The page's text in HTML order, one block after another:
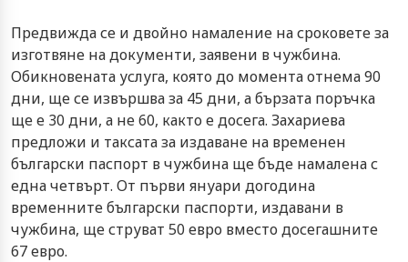
Предвижда се и двойно намаление на сроковете за
изготвяне на документи, заявени в чужбина.
Обикновената услуга, която до момента отнема 90
дни, ще се извършва за 45 дни, а бързата поръчка
ще е 30 дни, а не 60, както е досега. Захариева
предложи и таксата за издаване на временен
български паспорт в чужбина ще бъде намалена с
една четвърт. От първи януари догодина
временните български паспорти, издавани в
чужбина, ще струват 50 евро вместо досегашните
67 евро.